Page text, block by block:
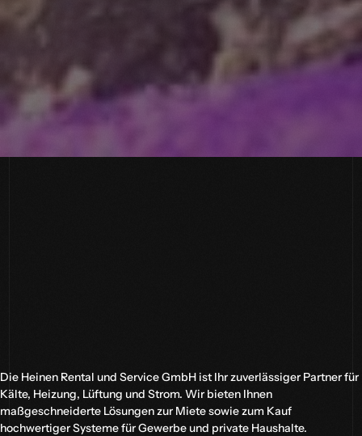
Die Heinen Rental und Service GmbH ist Ihr zuverlässiger Partner für
Kälte, Heizung, Lüftung und Strom. Wir bieten Ihnen
maßgeschneiderte Lösungen zur Miete sowie zum Kauf
hochwertiger Systeme für Gewerbe und private Haushalte.